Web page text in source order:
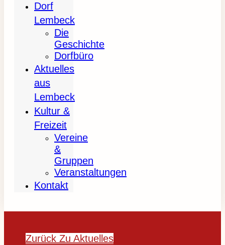
Dorf
Lembeck
Die
Geschichte
Dorfbüro
Aktuelles
aus
Lembeck
Kultur &
Freizeit
Vereine
&
Gruppen
Veranstaltungen
Kontakt
Zurück Zu Aktuelles